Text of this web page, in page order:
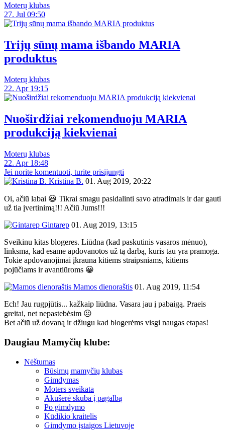
Moterų klubas
27. Jul 09:50
Trijų sūnų mama išbando MARIA
produktus
Moterų klubas
22. Apr 19:15
Nuoširdžiai rekomenduoju MARIA
produkciją kiekvienai
Moterų klubas
22. Apr 18:48
Jei norite komentuoti, turite prisijungti
Kristina B. 01. Aug 2019, 20:22
Oi, ačiū labai 😃 Tikrai smagu pasidalinti savo atradimais ir dar gauti
už tia įvertinimą!!! Ačiū Jums!!!
Gintarep 01. Aug 2019, 13:15
Sveikinu kitas blogeres. Liūdna (kad paskutinis vasaros mėnuo),
linksma, kad esame apdovanotos už tą darbą, kuris tau yra pramoga.
Tokie apdovanojimai įkrauna kitiems straipsniams, kitiems
pojūčiams ir avantiūroms 😀
Mamos dienoraštis 01. Aug 2019, 11:54
Ech! Jau rugpjūtis... kažkaip liūdna. Vasara jau į pabaigą. Praeis
greitai, net nepastebėsim ☹
Bet ačiū už dovaną ir džiugu kad blogerėms visgi naugas etapas!
Daugiau Mamyčių klube:
Nėštumas
Būsimų mamyčių klubas
Gimdymas
Moters sveikata
Akušerė skuba į pagalbą
Po gimdymo
Kūdikio kraitelis
Gimdymo įstaigos Lietuvoje